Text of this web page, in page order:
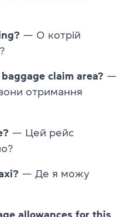
— О котрій
claim area? —
отримання
— Цей рейс
— Де я можу
allowances for this